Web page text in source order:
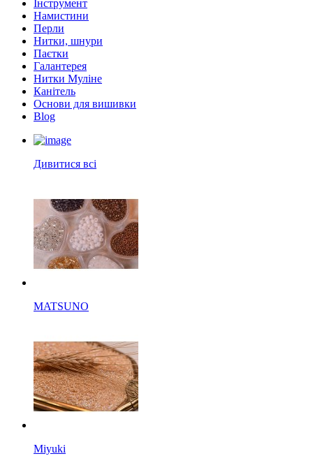
Інструмент
Намистини
Перли
Нитки, шнури
Паєтки
Галантерея
Нитки Муліне
Канітель
Основи для вишивки
Blog
Дивитися всі
MATSUNO
Miyuki